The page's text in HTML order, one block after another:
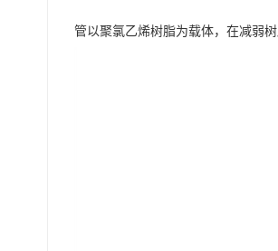
管以聚氯乙烯树脂为载体，在减弱